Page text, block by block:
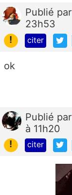
Publié par
23h53
!
citer
ok
Publié par
à 11h20
!
citer